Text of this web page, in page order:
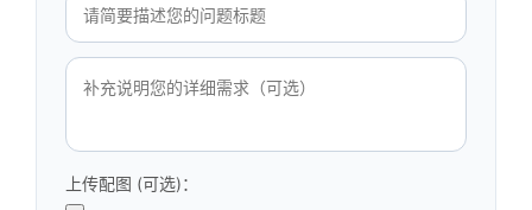
上传配图 (可选)：